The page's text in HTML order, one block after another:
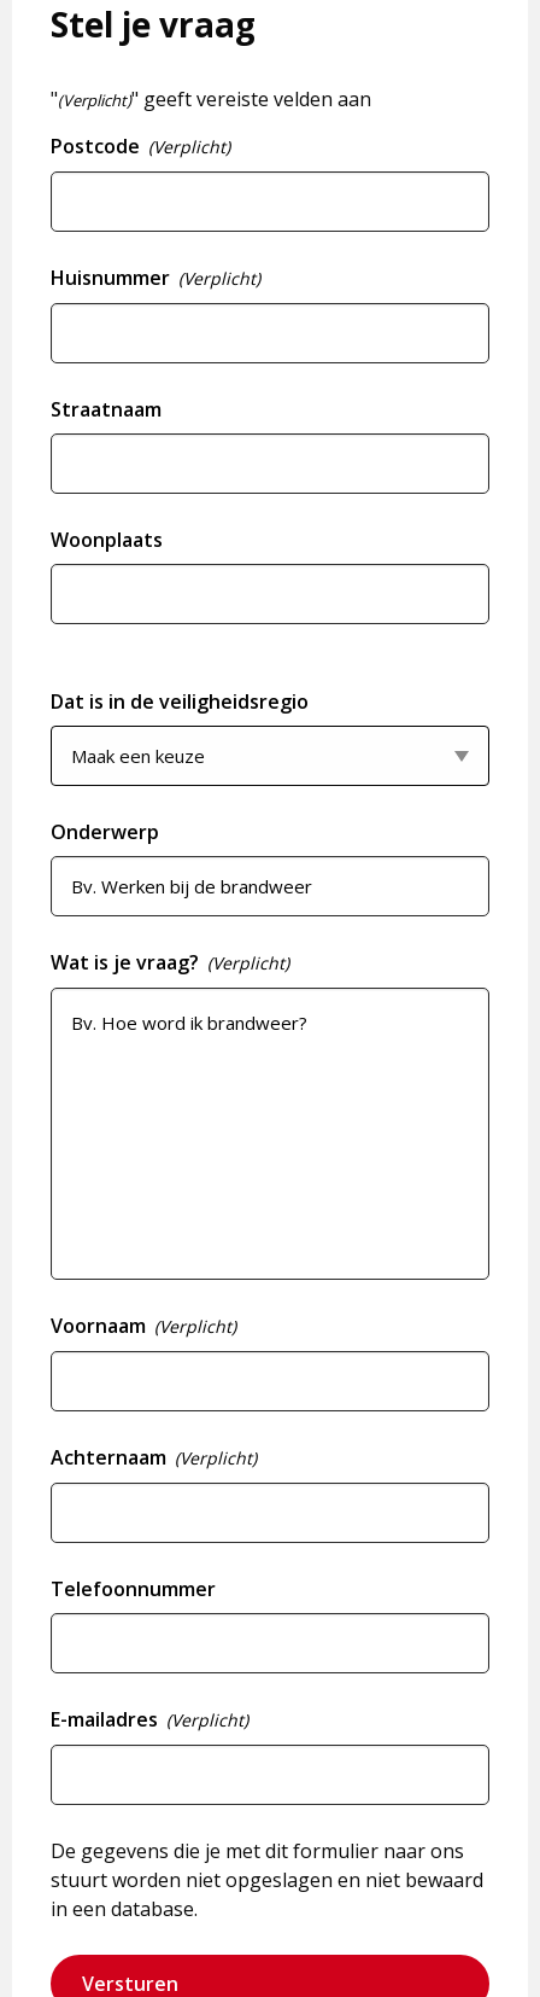
Stel je vraag
"(Verplicht)" geeft vereiste velden aan
Postcode (Verplicht)
Huisnummer (Verplicht)
Straatnaam
Woonplaats
Dat is in de veiligheidsregio
Onderwerp
Wat is je vraag? (Verplicht)
Voornaam (Verplicht)
Achternaam (Verplicht)
Telefoonnummer
E-mailadres (Verplicht)
De gegevens die je met dit formulier naar ons
stuurt worden niet opgeslagen en niet bewaard
in een database.